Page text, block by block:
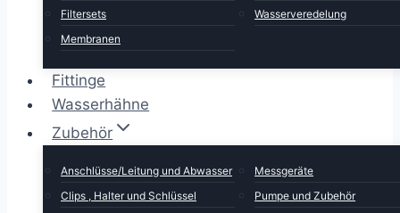
Filtersets
Membranen
Wasserveredelung
Fittinge
Wasserhähne
Zubehör
Anschlüsse/Leitung und Abwasser
Clips , Halter und Schlüssel
Messgeräte
Pumpe und Zubehör